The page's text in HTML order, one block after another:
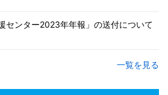
センター2023年年報」の送付について
一覧を見る